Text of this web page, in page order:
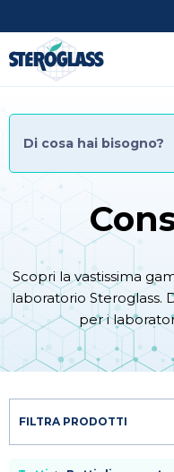
al
contenuto
principale
Scopri la vastissima
laboratorio Steroglass.
per i
FILTRA PRODOTTI